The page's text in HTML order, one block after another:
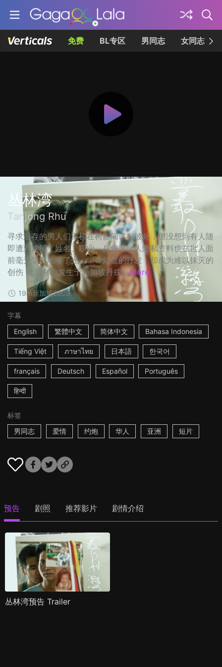
免费 BL专区 男同志 女同志
丛林湾
Tanjong Rhu
寻求温存的男人们穿梭在树影间试探彼此，但没想到有人随
即遭到逮捕，姓名、职业、身份等个人隐私资料也在世人面
前毫无隐私地曝了光…… ☆短促的抒发，却成为难以抹灭的
创伤 ☆取材自发生于新加坡丹戎... More
19m新加坡2009
字幕
English
繁體中文 简体中文 Bahasa Indonesia
Tiếng Việt ภาษาไทย 日本語 한국어
français Deutsch Español Português
हिन्दी
标签
男同志
爱情 约炮 华人 亚洲 短片
预告 剧照 推荐影片 剧情介绍
丛林湾预告 Trailer